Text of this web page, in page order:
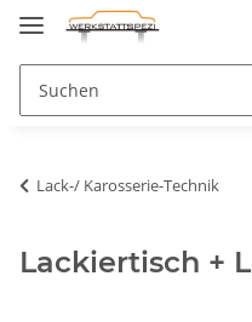
Lack-/ Karosserie-Technik
Lackiertisch +